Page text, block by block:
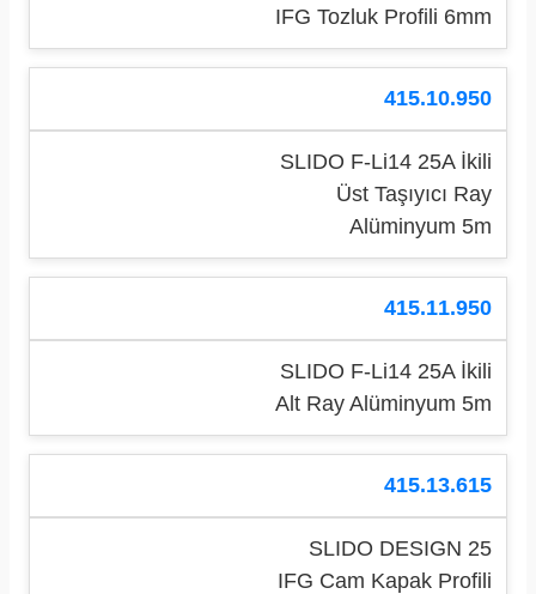
IFG Tozluk Profili 6mm
415.10.950
SLIDO F-Li14 25A İkili
Üst Taşıyıcı Ray
Alüminyum 5m
415.11.950
SLIDO F-Li14 25A İkili
Alt Ray Alüminyum 5m
415.13.615
SLIDO DESIGN 25
IFG Cam Kapak Profili